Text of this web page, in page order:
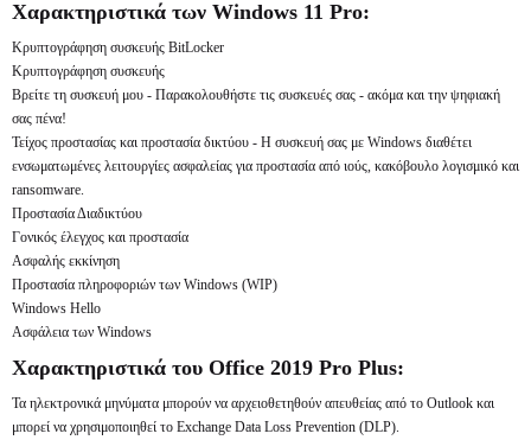
Χαρακτηριστικά των Windows 11 Pro:
Κρυπτογράφηση συσκευής BitLocker
Κρυπτογράφηση συσκευής
Βρείτε τη συσκευή μου - Παρακολουθήστε τις συσκευές σας - ακόμα και την ψηφιακή
σας πένα!
Τείχος προστασίας και προστασία δικτύου - Η συσκευή σας με Windows διαθέτει
ενσωματωμένες λειτουργίες ασφαλείας για προστασία από ιούς, κακόβουλο λογισμικό και
ransomware.
Προστασία Διαδικτύου
Γονικός έλεγχος και προστασία
Ασφαλής εκκίνηση
Προστασία πληροφοριών των Windows (WIP)
Windows Hello
Ασφάλεια των Windows
Χαρακτηριστικά του Office 2019 Pro Plus:
Τα ηλεκτρονικά μηνύματα μπορούν να αρχειοθετηθούν απευθείας από το Outlook και
μπορεί να χρησιμοποιηθεί το Exchange Data Loss Prevention (DLP).